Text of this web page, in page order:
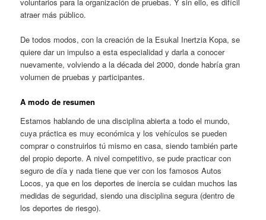
atraer más público.
De todos modos, con la creación de la Esukal Inertzia Kopa, se
quiere dar un impulso a esta especialidad y darla a conocer
nuevamente, volviendo a la década del 2000, donde habría gran
volumen de pruebas y participantes.
A modo de resumen
Estamos hablando de una disciplina abierta a todo el mundo,
cuya práctica es muy económica y los vehículos se pueden
comprar o construirlos tú mismo en casa, siendo también parte
del propio deporte. A nivel competitivo, se pude practicar con
seguro de día y nada tiene que ver con los famosos Autos
Locos, ya que en los deportes de inercia se cuidan muchos las
medidas de seguridad, siendo una disciplina segura (dentro de
los deportes de riesgo).